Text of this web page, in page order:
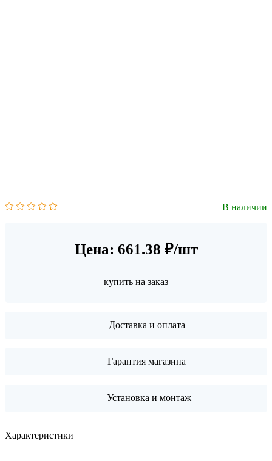
В наличии
Цена: 661.38 ₽/шт
купить на заказ
Доставка и оплата
Гарантия магазина
Установка и монтаж
Характеристики